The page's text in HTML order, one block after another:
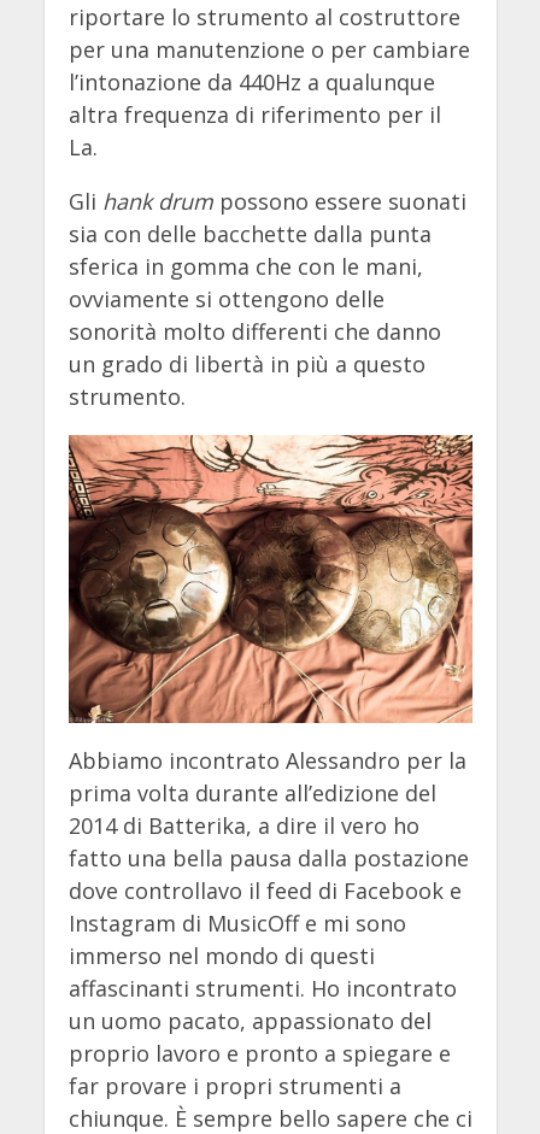
riportare lo strumento al costruttore
per una manutenzione o per cambiare
l’intonazione da 440Hz a qualunque
altra frequenza di riferimento per il
La.
Gli hank drum possono essere suonati
sia con delle bacchette dalla punta
sferica in gomma che con le mani,
ovviamente si ottengono delle
sonorità molto differenti che danno
un grado di libertà in più a questo
strumento.
Abbiamo incontrato Alessandro per la
prima volta durante all’edizione del
2014 di Batterika, a dire il vero ho
fatto una bella pausa dalla postazione
dove controllavo il feed di Facebook e
Instagram di MusicOff e mi sono
immerso nel mondo di questi
affascinanti strumenti. Ho incontrato
un uomo pacato, appassionato del
proprio lavoro e pronto a spiegare e
far provare i propri strumenti a
chiunque. È sempre bello sapere che ci